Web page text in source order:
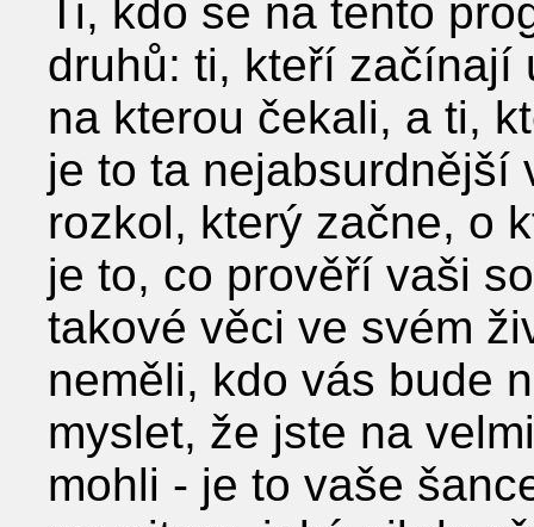
Ti, kdo se na tento
druhů: ti, kteří začínají
na kterou čekali, a ti,
je to ta nejabsurdnější
rozkol, který začne, o
je to, co prověří vaši
takové věci ve svém
neměli, kdo vás bude
myslet, že jste na
mohli - je to vaše